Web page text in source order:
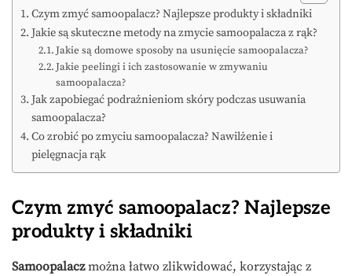
Czym zmyć samoopalacz? Najlepsze produkty i składniki
Jakie są skuteczne metody na zmycie samoopalacza z rąk?
Jakie są domowe sposoby na usunięcie samoopalacza?
Jakie peelingi i ich zastosowanie w zmywaniu
samoopalacza?
Jak zapobiegać podrażnieniom skóry podczas usuwania
samoopalacza?
Co zrobić po zmyciu samoopalacza? Nawilżenie i
pielęgnacja rąk
Czym zmyć samoopalacz? Najlepsze
produkty i składniki
Samoopalaczmożna łatwo zlikwidować, korzystając z